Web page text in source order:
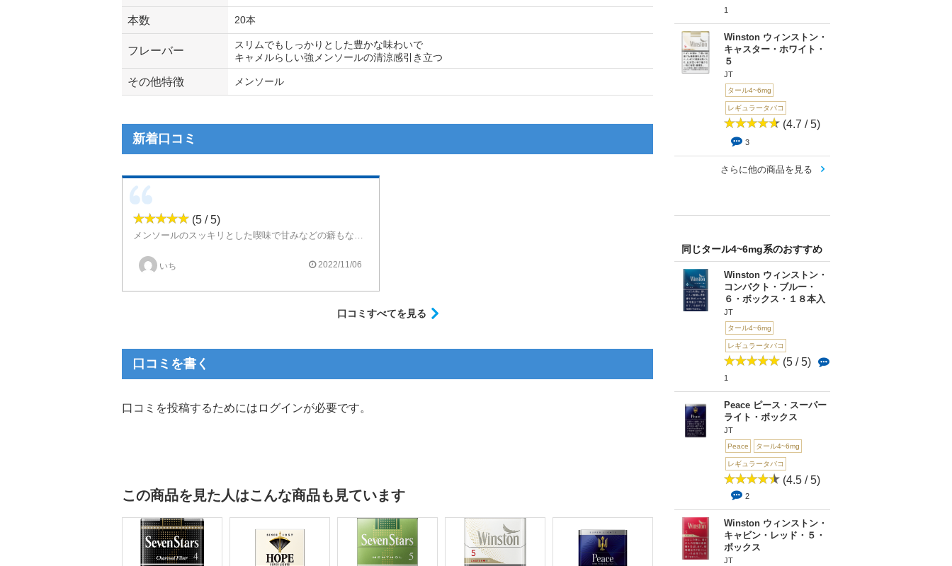
1
Winston ウィンストン・
キャスター・ホワイト・
５
JT
タール4~6mg
レギュラータバコ
(4.7 / 5)
3
さらに他の商品を見る
同じタール4~6mg系のおすすめ
Winston ウィンストン・
コンパクト・ブルー・
６・ボックス・１８本入
JT
タール4~6mg
レギュラータバコ
(5 / 5)
1
Peace ピース・スーパー
ライト・ボックス
JT
Peace タール4~6mg
レギュラータバコ
(4.5 / 5)
2
Winston ウィンストン・
キャビン・レッド・５・
ボックス
JT
本数 20本
フレーバー
スリムでもしっかりとした豊かな味わいで
キャメルらしい強メンソールの清涼感引き立つ
その他特徴 メンソール
新着口コミ
(5 / 5)
メンソールのスッキリとした喫味で甘みなどの癖もなくかなり吸いやすいですロングなのでゆっくり賭した時間が楽しめます
いち 2022/11/06
口コミすべてを見る
口コミを書く
口コミを投稿するためにはログインが必要です。
この商品を見た人はこんな商品も見ています